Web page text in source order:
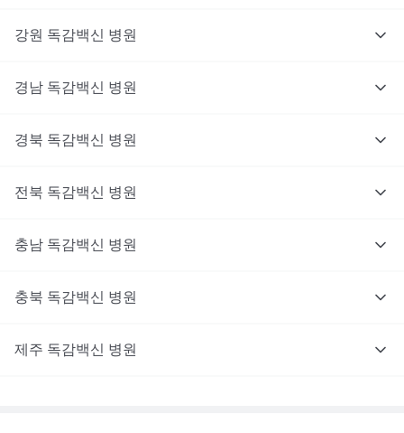
강원 독감백신 병원
경남 독감백신 병원
경북 독감백신 병원
전북 독감백신 병원
충남 독감백신 병원
충북 독감백신 병원
제주 독감백신 병원